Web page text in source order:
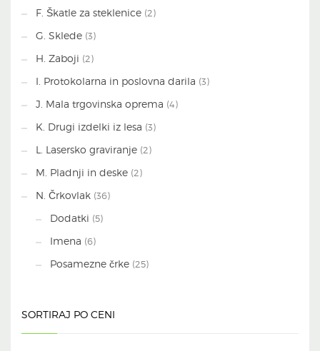
F. Škatle za steklenice (2)
G. Sklede (3)
H. Zaboji (2)
I. Protokolarna in poslovna darila (3)
J. Mala trgovinska oprema (4)
K. Drugi izdelki iz lesa (3)
L. Lasersko graviranje (2)
M. Pladnji in deske (2)
N. Črkovlak (36)
Dodatki (5)
Imena (6)
Posamezne črke (25)
SORTIRAJ PO CENI